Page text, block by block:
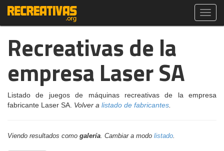
Recreativas de la
empresa Laser SA
Listado de juegos de máquinas recreativas de la empresa
fabricante Laser SA. Volver a listado de fabricantes
Viendo resultados como galería. Cambiar a modo listado.